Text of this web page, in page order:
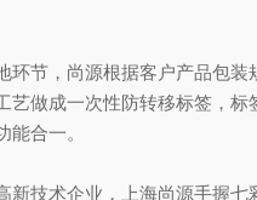
节，尚源根据客户产品包装
艺做成一次性防转移标签，
能合一。
技术企业，上海尚源手握七